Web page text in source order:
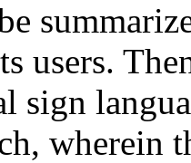
users.
sign
wherein